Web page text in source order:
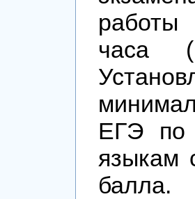
часа
ЕГЭ по
языкам
балла.